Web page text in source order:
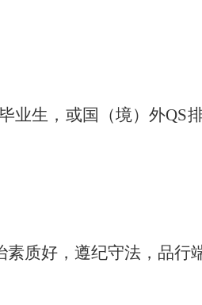
生，或国（境）外QS
质好，遵纪守法，品行